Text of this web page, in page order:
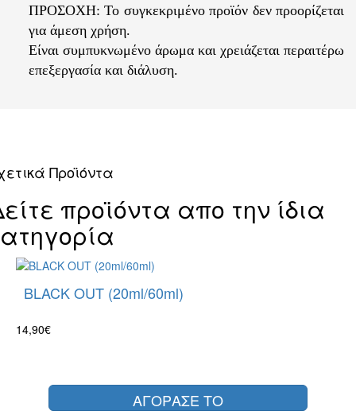
ΠΡΟΣΟΧΗ: Το συγκεκριμένο προϊόν δεν προορίζεται
για άμεση χρήση.
Είναι συμπυκνωμένο άρωμα και χρειάζεται περαιτέρω
επεξεργασία και διάλυση.
Προϊόντα
προϊόντα απο την ίδια
BLACK OUT (20ml/60ml)
14,90€
ΑΓΟΡΑΣΕ ΤΟ